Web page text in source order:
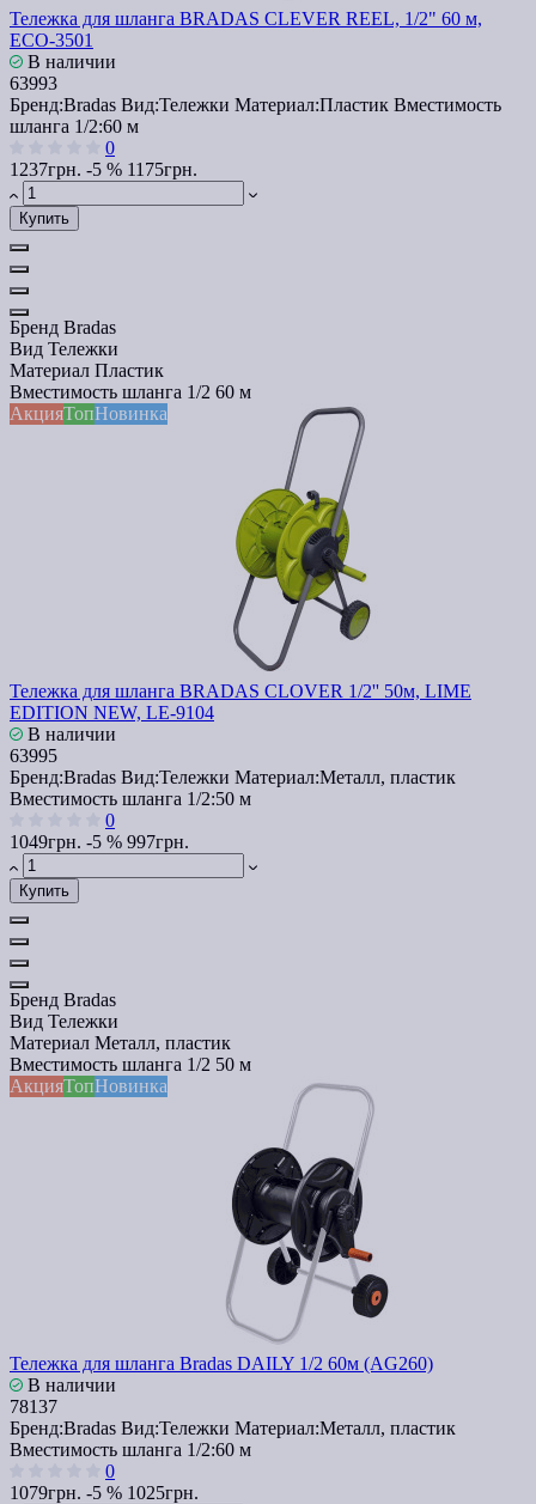
Тележка для шланга BRADAS CLEVER REEL, 1/2" 60 м,
ECO-3501
В наличии
63993
Бренд:Bradas Вид:Тележки Материал:Пластик Вместимость
шланга 1/2:60 м
0
1237грн. -5 % 1175грн.
Купить
Бренд Bradas
Вид Тележки
Материал Пластик
Вместимость шланга 1/2 60 м
АкцияТопНовинка
Тележка для шланга BRADAS CLOVER 1/2'' 50м, LIME
EDITION NEW, LE-9104
В наличии
63995
Бренд:Bradas Вид:Тележки Материал:Металл, пластик
Вместимость шланга 1/2:50 м
0
1049грн. -5 % 997грн.
Купить
Бренд Bradas
Вид Тележки
Материал Металл, пластик
Вместимость шланга 1/2 50 м
АкцияТопНовинка
Тележка для шланга Bradas DAILY 1/2 60м (AG260)
В наличии
78137
Бренд:Bradas Вид:Тележки Материал:Металл, пластик
Вместимость шланга 1/2:60 м
0
1079грн. -5 % 1025грн.